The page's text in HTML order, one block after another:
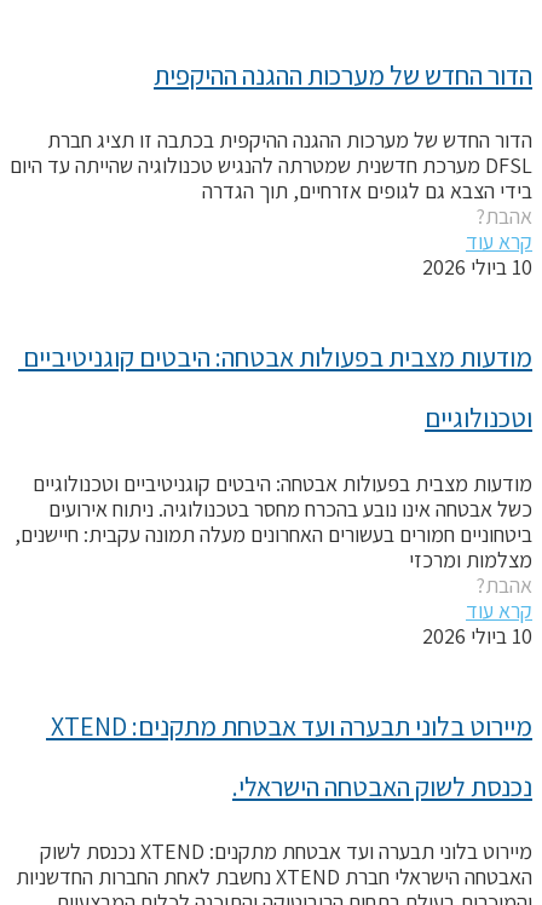
החדש של מערכות ההגנה ההיקפית
החדש של מערכות ההגנה ההיקפית בכתבה זו תציג חברת
DFSL מערכת חדשנית שמטרתה להנגיש טכנולוגיה שהייתה עד היום
הצבא גם לגופים אזרחיים, תוך הגדרה
עוד
2026
מודעות מצבית בפעולות אבטחה: היבטים קוגניטיביים
מצבית בפעולות אבטחה: היבטים קוגניטיביים וטכנולוגיים
אבטחה אינו נובע בהכרח מחסר בטכנולוגיה. ניתוח אירועים
חמורים בעשורים האחרונים מעלה תמונה עקבית: חיישנים,
ומרכזי
עוד
2026
מיירוט בלוני תבערה ועד אבטחת מתקנים: XTEND
לשוק האבטחה הישראלי.
מיירוט בלוני תבערה ועד אבטחת מתקנים: XTEND נכנסת לשוק
האבטחה הישראלי חברת XTEND נחשבת לאחת החברות החדשניות